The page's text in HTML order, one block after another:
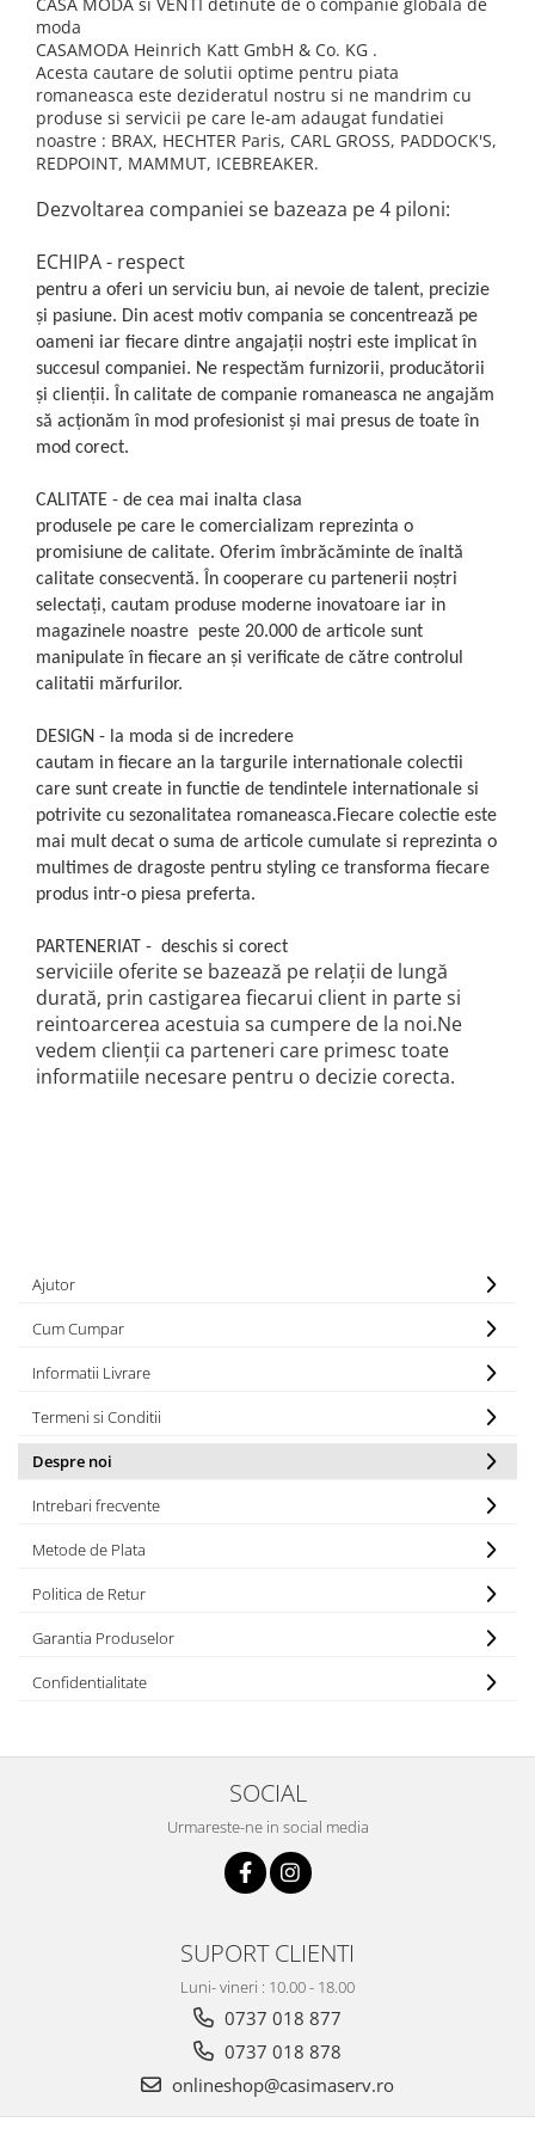
camasi imprimeuri diverse
camasi dupa lungimea manecii
camasi maneca lunga
camasi maneca scurta
accesorii outdoor
MAURITIUS
DALACO
LEVI'S
VIKING
SCARPA
MAMMUT
BURLINGTON
OTTER
FISCHER
moda
CASAMODA Heinrich Katt GmbH & Co. KG .
Acesta cautare de solutii optime pentru piata
romaneasca este dezideratul nostru si ne mandrim cu
produse si servicii pe care le-am adaugat fundatiei
noastre : BRAX, HECHTER Paris, CARL GROSS, PADDOCK'S,
REDPOINT, MAMMUT, ICEBREAKER.
Dezvoltarea companiei se bazeaza pe 4 piloni:
ECHIPA - respect
pentru a oferi un serviciu bun, ai nevoie de talent, precizie
și pasiune. Din acest motiv compania se concentrează pe
oameni iar fiecare dintre angajații noștri este implicat în
succesul companiei. Ne respectăm furnizorii, producătorii
și clienții. În calitate de companie romaneasca ne angajăm
să acționăm în mod profesionist și mai presus de toate în
mod corect.
CALITATE - de cea mai inalta clasa
produsele pe care le comercializam reprezinta o
promisiune de calitate. Oferim îmbrăcăminte de înaltă
calitate consecventă. În cooperare cu partenerii noștri
selectați, cautam produse moderne inovatoare iar in
magazinele noastre peste 20.000 de articole sunt
manipulate în fiecare an și verificate de către controlul
calitatii mărfurilor.
DESIGN - la moda si de incredere
cautam in fiecare an la targurile internationale colectii
care sunt create in functie de tendintele internationale si
potrivite cu sezonalitatea romaneasca.Fiecare colectie este
mai mult decat o suma de articole cumulate si reprezinta o
multimes de dragoste pentru styling ce transforma fiecare
produs intr-o piesa preferta.
PARTENERIAT - deschis si corect
serviciile oferite se bazează pe relații de lungă
durată, prin castigarea fiecarui client in parte si
reintoarcerea acestuia sa cumpere de la noi.Ne
vedem clienții ca parteneri care primesc toate
informatiile necesare pentru o decizie corecta.
Ajutor
Cum Cumpar
Informatii Livrare
Termeni si Conditii
Despre noi
Intrebari frecvente
Metode de Plata
Politica de Retur
Garantia Produselor
Confidentialitate
SOCIAL
Urmareste-ne in social media
SUPORT CLIENTI
Luni- vineri : 10.00 - 18.00
0737 018 877
0737 018 878
onlineshop@casimaserv.ro